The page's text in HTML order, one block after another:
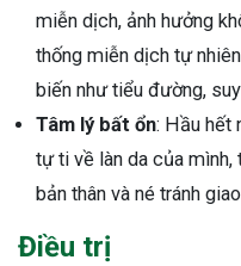
miễn dịch, ảnh hưởng
thống miễn dịch tự
biến như tiểu đường,
Tâm lý bất ổn: Hầu hết
tự ti về làn da của
bản thân và né tránh
Điều trị